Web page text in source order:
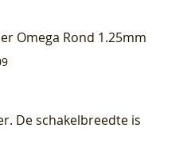
Omega Rond 1.25mm
De schakelbreedte is